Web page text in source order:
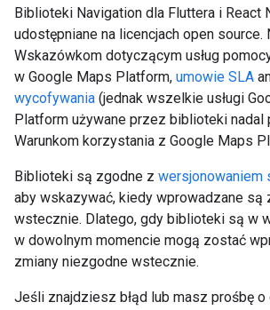
Biblioteki Navigation dla Fluttera i React
udostępniane na licencjach open source.
Wskazówkom dotyczącym usług
w Google Maps Platform, umowie SLA
wycofywania (jednak wszelkie usługi
Platform używane przez biblioteki nadal
Warunkom korzystania z Google Maps
Biblioteki są zgodne z wersjonowaniem
aby wskazywać, kiedy wprowadzane są
wstecznie. Dlatego, gdy biblioteki są w
w dowolnym momencie mogą zostać
zmiany niezgodne wstecznie.
Jeśli znajdziesz błąd lub masz prośbę o